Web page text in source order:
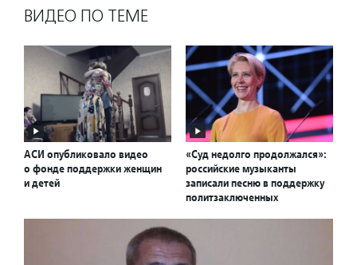
ВИДЕО ПО ТЕМЕ
АСИ опубликовало видео
о фонде поддержки женщин
и детей
«Суд недолго продолжался»:
российские музыканты
записали песню в поддержку
политзаключенных